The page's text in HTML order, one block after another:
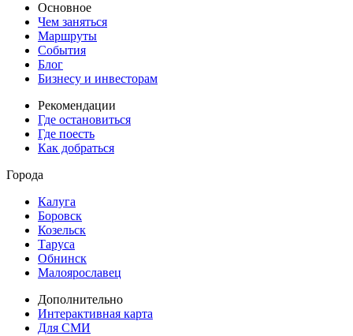
Основное
Чем заняться
Маршруты
События
Блог
Бизнесу и инвесторам
Рекомендации
Где остановиться
Где поесть
Как добраться
Города
Калуга
Боровск
Козельск
Таруса
Обнинск
Малоярославец
Дополнительно
Интерактивная карта
Для СМИ